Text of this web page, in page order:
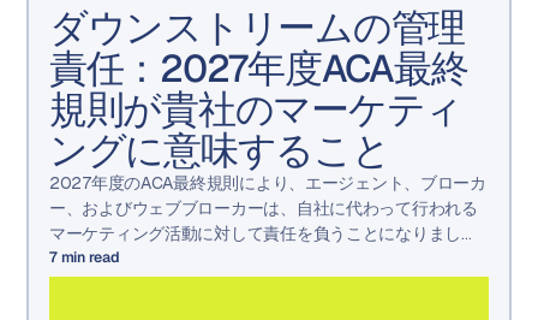
ダウンストリームの管理
責任：2027年度ACA最終
規則が貴社のマーケティ
ングに意味すること
2027年度のACA最終規則により、エージェント、ブローカ
ー、およびウェブブローカーは、自社に代わって行われる
マーケティング活動に対して責任を負うことになりまし
た。変更点と準備方法をご確認ください。
7min read